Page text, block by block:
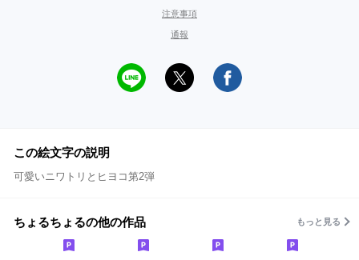
注意事項
通報
この絵文字の説明
可愛いニワトリとヒヨコ第2弾
ちょるちょるの他の作品 もっと見る